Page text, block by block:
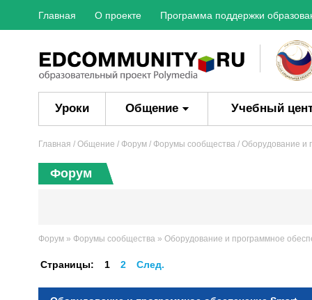
Главная О проекте Программа поддержки
Уроки Общение Учебный
Главная / Общение / Форум / Форумы сообщества / Оборудование и
Форум
Форум » Форумы сообщества » Оборудование и программное
Страницы: 1 2 След.